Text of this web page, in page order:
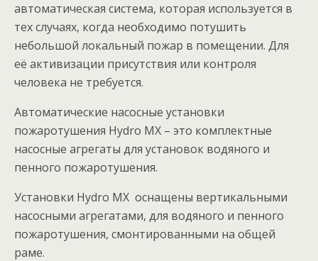
автоматическая система, которая используется в
тех случаях, когда необходимо потушить
небольшой локальный пожар в помещении. Для
её активизации присутствия или контроля
человека не требуется.
Автоматические насосные установки
пожаротушения Hydro MX – это комплектные
насосные агрегаты для установок водяного и
пенного пожаротушения.
Установки Hydro MX оснащены вертикальными
насосными агрегатами, для водяного и пенного
пожаротушения, смонтированными на общей
раме.